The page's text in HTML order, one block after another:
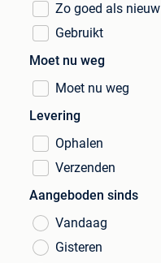
Zo goed als nieuw
Gebruikt
Moet nu weg
Moet nu weg
Levering
Ophalen
Verzenden
Aangeboden sinds
Vandaag
Gisteren